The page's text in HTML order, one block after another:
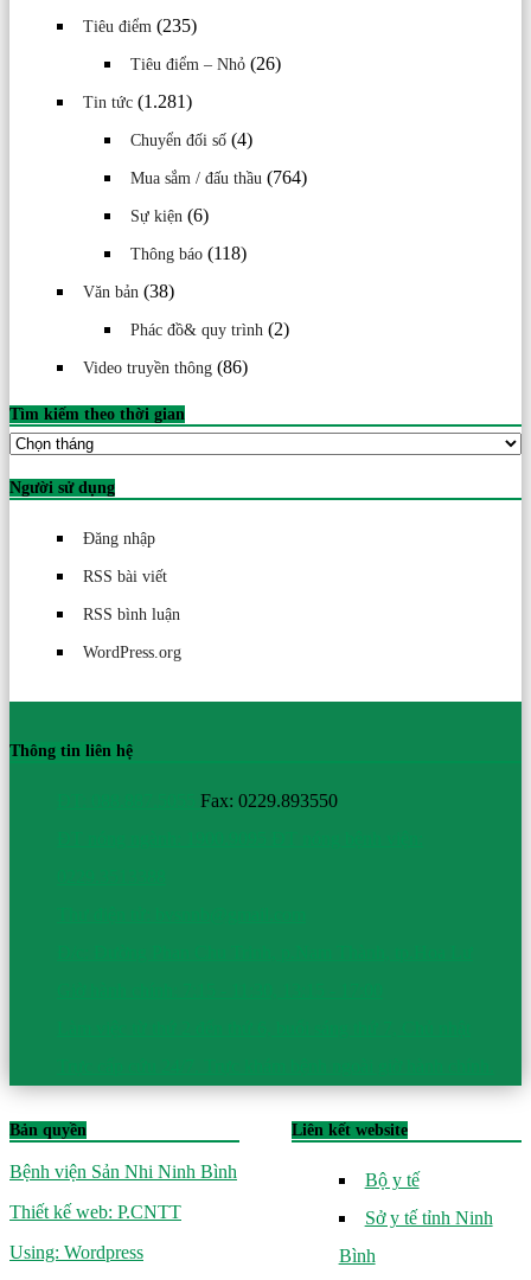
Tiêu điểm (235)
Tiêu điểm – Nhỏ (26)
Tin tức (1.281)
Chuyển đối số (4)
Mua sắm / đấu thầu (764)
Sự kiện (6)
Thông báo (118)
Văn bản (38)
Phác đồ& quy trình (2)
Video truyền thông (86)
Tìm kiếm theo thời gian
Tìm
theo
thời
Người sử dụng
Đăng nhập
RSS bài viết
RSS bình luận
WordPress.org
Thông tin liên hệ
Fax: 0229.893550
Bản quyền
Bệnh viện Sản Nhi Ninh Bình
Thiết kế web: P.CNTT
Using: Wordpress
Liên kết website
Bộ y tế
Sở y tế tỉnh Ninh
Bình